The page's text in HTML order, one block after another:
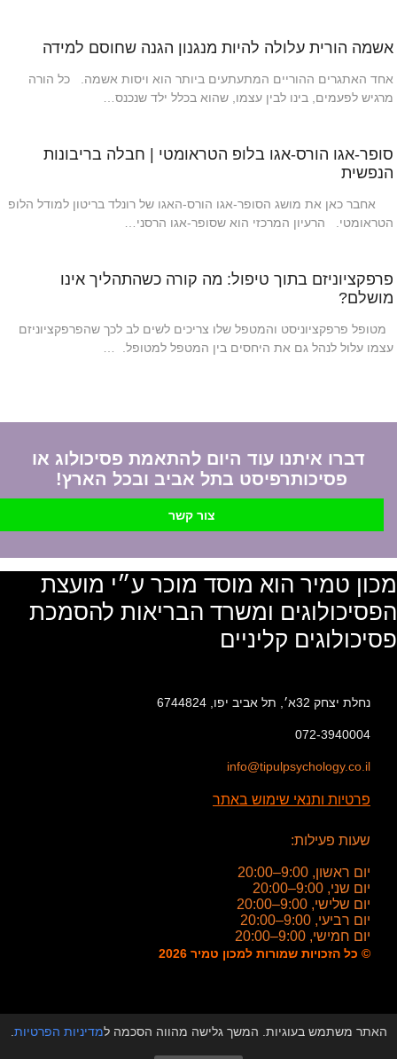
אשמה הורית עלולה להיות מנגנון הגנה שחוסם למידה
אחד האתגרים ההוריים המתעתעים ביותר הוא ויסות אשמה. כל הורה
מרגיש לפעמים, בינו לבין עצמו, שהוא בכלל ילד שנכנס…
סופר-אגו הורס-אגו בלופ הטראומטי | חבלה בריבונות
הנפשית
אחבר כאן את מושג הסופר-אגו הורס-האגו של רונלד בריטון למודל הלופ
הטראומטי. הרעיון המרכזי הוא שסופר-אגו הרסני…
פרפקציוניזם בתוך טיפול: מה קורה כשהתהליך אינו
מושלם?
מטופל פרפקציוניסט והמטפל שלו צריכים לשים לב לכך שהפרפקציוניזם
עצמו עלול לנהל גם את היחסים בין המטפל למטופל. …
דברו איתנו עוד היום להתאמת פסיכולוג או
פסיכותרפיסט בתל אביב ובכל הארץ!
צור קשר
מכון טמיר הוא מוסד מוכר ע״י מועצת
הפסיכולוגים ומשרד הבריאות להסמכת
פסיכולוגים קליניים
נחלת יצחק 32א׳, תל אביב יפו, 6744824
072-3940004
info@tipulpsychology.co.il
פרטיות ותנאי שימוש באתר
שעות פעילות:
יום ראשון, 9:00–20:00
יום שני, 9:00–20:00
יום שלישי, 9:00–20:00
יום רביעי, 9:00–20:00
יום חמישי, 9:00–20:00
© כל הזכויות שמורות למכון טמיר 2026
האתר משתמש בעוגיות. המשך גלישה מהווה הסכמה למדיניות הפרטיות